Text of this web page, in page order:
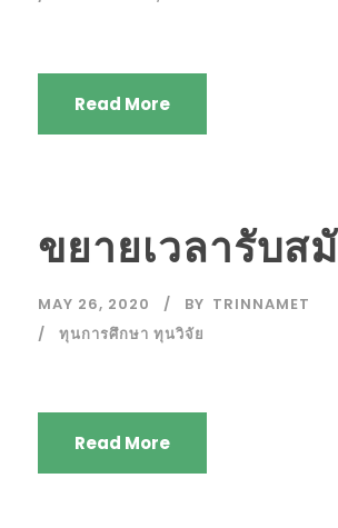
Read More
ขยายเวลารับส
MAY 26, 2020 BY TRINNAMET
ทุนการศึกษา ทุนวิจัย
Read More